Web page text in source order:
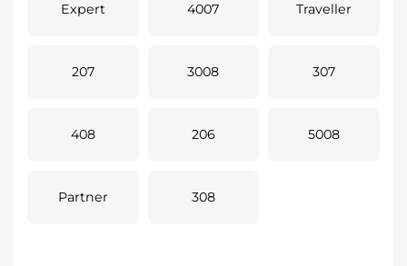
Expert 4007 Traveller
207 3008 307
408 206 5008
Partner 308